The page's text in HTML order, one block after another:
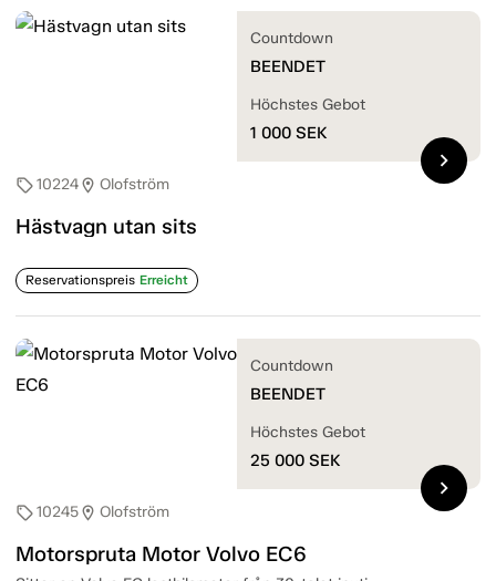
sell10224location_on Olofström
Hästvagn utan sits
Reservationspreis Erreicht
Countdown
BEENDET
Höchstes Gebot
1 000 SEK
chevron_right
sell10245location_on Olofström
Motorspruta Motor Volvo EC6
Countdown
BEENDET
Höchstes Gebot
25 000 SEK
chevron_right